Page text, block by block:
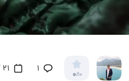
0/10 ۱ 21 آذر 1400